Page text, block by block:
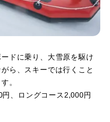
ドに乗り、大雪原を駆け
ら、スキーでは行くこと
。
、ロングコース2,000円